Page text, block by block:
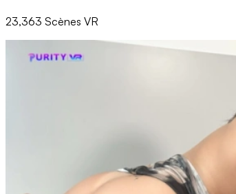
23,363 Scènes VR